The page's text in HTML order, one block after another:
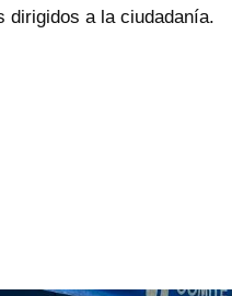
dirigidos a la ciudadanía.